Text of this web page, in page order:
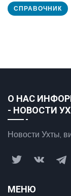
СПРАВОЧНИК
О НАС
- НОВОСТИ
Новости Ухты,
МЕНЮ